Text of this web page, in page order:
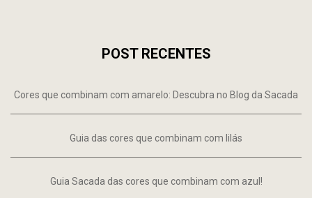
POST RECENTES
Cores que combinam com amarelo: Descubra no Blog da Sacada
Guia das cores que combinam com lilás
Guia Sacada das cores que combinam com azul!